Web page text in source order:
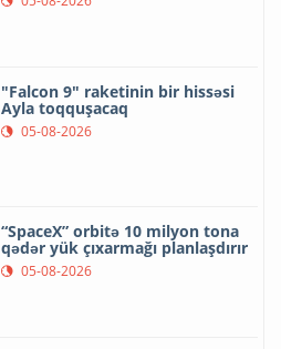
"Falcon 9" raketinin bir hissəsi
Ayla toqquşacaq
05-08-2026
“SpaceX” orbitə 10 milyon tona
qədər yük çıxarmağı planlaşdırır
05-08-2026